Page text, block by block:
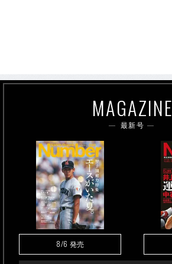
MAGAZINE
最新号
8/6 発売